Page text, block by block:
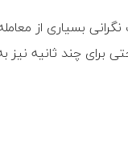
بسیاری از
برای چند ثانیه